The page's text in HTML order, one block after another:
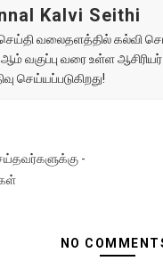
Kalvi Seithi
வலைதளத்தில் கல்வி
ஆம் வகுப்பு வரை உள்ள
செய்யப்படுகிறது!
-
NO